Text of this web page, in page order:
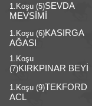
1.Koşu (5)SEVDA
MEVSİMİ
1.Koşu (6)KASIRGA
AĞASI
1.Koşu
(7)KIRKPINAR BEYİ
1.Koşu (9)TEKFORD
ACL